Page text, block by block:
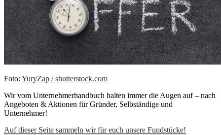
Foto: YuryZap / shutterstock.com
Wir vom Unternehmerhandbuch halten immer die Augen auf – nach
Angeboten & Aktionen für Gründer, Selbständige und
Unternehmer!
Auf dieser Seite sammeln wir für euch unsere Fundstücke!